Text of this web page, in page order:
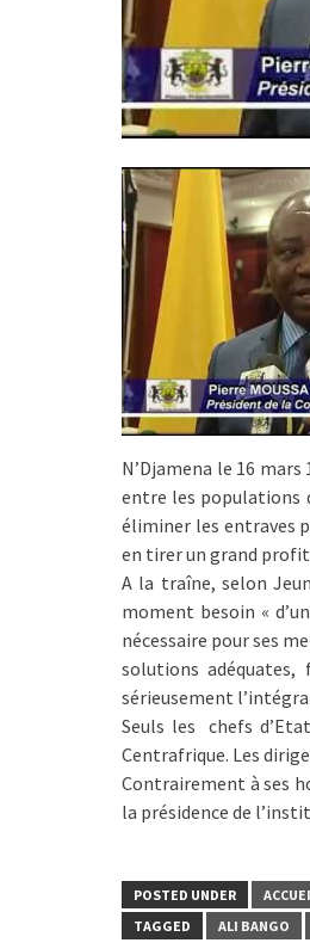
N’Djamena le 16
entre les populations
éliminer les entraves
en tirer un grand
A la traîne, selon
moment besoin «
nécessaire pour ses
solutions
sérieusement
Seuls les chefs
Centrafrique. Les
Contrairement à ses
la présidence de
POSTED UNDER
TAGGED
ALI BANGO